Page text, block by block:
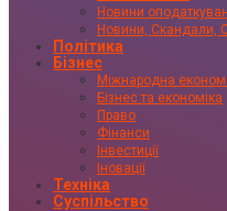
Новини
Новини, Скандали,
Політика
Бізнес
Міжнародна
Бізнес та економіка
Право
Фінанси
Інвестиції
Іновації
Техніка
Суспільство